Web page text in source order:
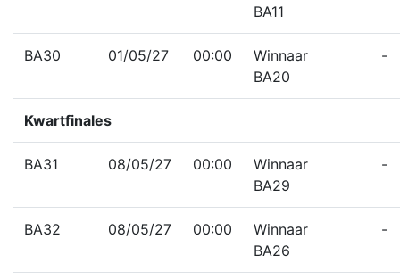
BA11
BA30 01/05/27 00:00
Winnaar
BA20
-
Kwartfinales
BA31 08/05/27 00:00
Winnaar
BA29
-
BA32 08/05/27 00:00
Winnaar
BA26
-